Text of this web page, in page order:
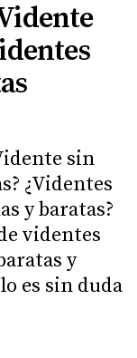
sin
¿Videntes
y baratas?
videntes
y
es sin duda